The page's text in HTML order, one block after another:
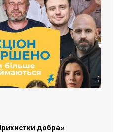
добра»